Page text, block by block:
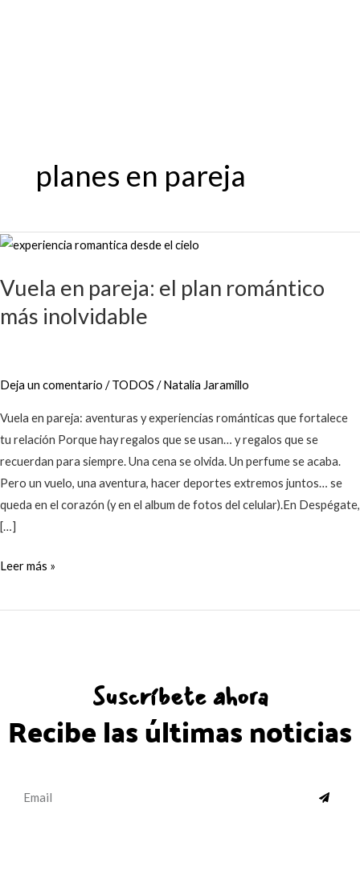
planes en pareja
Vuela en pareja: el plan romántico
más inolvidable
Deja un comentario /TODOS /Natalia Jaramillo
Vuela en pareja: aventuras y experiencias románticas que fortalece
tu relación Porque hay regalos que se usan… y regalos que se
recuerdan para siempre. Una cena se olvida. Un perfume se acaba.
Pero un vuelo, una aventura, hacer deportes extremos juntos… se
queda en el corazón (y en el album de fotos del celular).En Despégate,
[…]
Vuela
pareja:
inolvidable
Leer más »
Suscríbete ahora
Recibe las últimas noticias